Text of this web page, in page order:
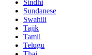
Sindhi
Sundanese
Swahili
Tajik
Tamil
Telugu